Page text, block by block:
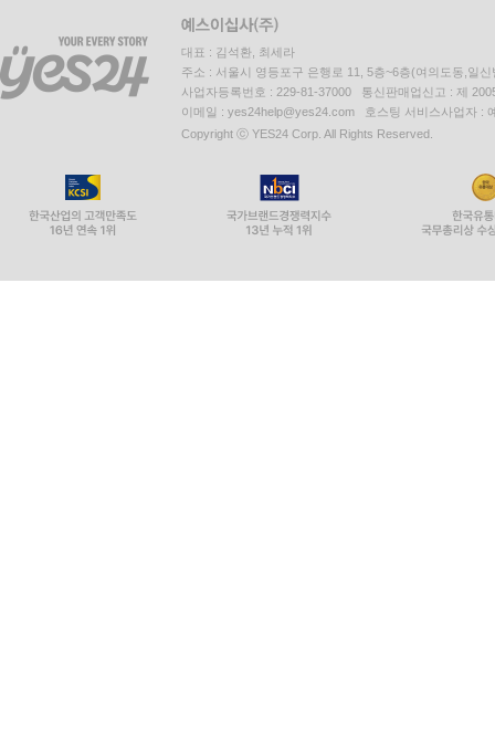
대표 : 김석환, 최세라
주소 : 서울시 영등포구 은행로 11, 5층~6층(여의도동,일신
사업자등록번호 : 229-81-37000 통신판매업신고 : 제
이메일 : yes24help@yes24.com 호스팅 서비스사업자 :
Copyright ⓒ YES24 Corp. All Rights Reserved.